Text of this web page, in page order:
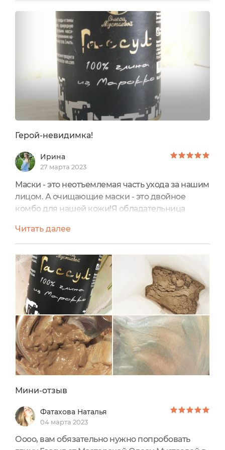
из любимчиков банных сеансов является
Марокканская глина «Гассул» от Мастерской
Олеси Мустаевой. Это универсальный
помощник в банных процедурах. Ну скажите,
Герой-невидимка!
Ирина
27 марта 2023
Маски - это неотъемлемая часть ухода за нашим
лицом. А очищающие маски - это двойное
комбо для нашей кожи!Я обладательница
точки и расширенные поры, к сожалению, мои
«лучшие друзья», поэтому все мои усилия
направлены на то, чтобы избавиться и
визуально скрыть этих «товарищей». И
поскольку скрабы нежелательно применять
для такого типа кожи, а пилинги проводятся...
Читать далее
Мини-отзыв
Фатахова Наталья
04 марта 2023
Оооо, вам обязательно нужно попробовать